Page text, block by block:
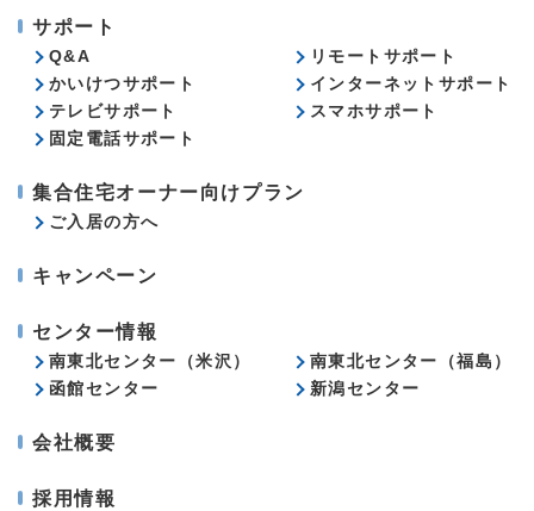
サポート
Q&A
リモートサポート
かいけつサポート
インターネットサポート
テレビサポート
スマホサポート
固定電話サポート
集合住宅オーナー向けプラン
ご入居の方へ
キャンペーン
センター情報
南東北センター（米沢）
南東北センター（福島）
函館センター
新潟センター
会社概要
採用情報